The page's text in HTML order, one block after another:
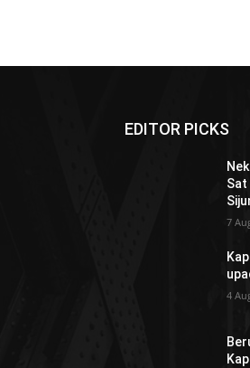
EDITOR PICKS
Sat
7
4